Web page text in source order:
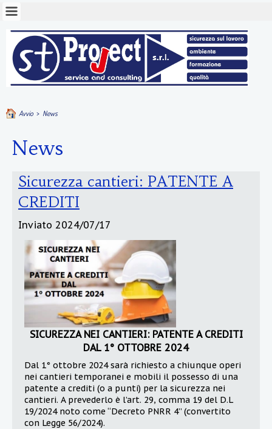
Avvio > News
News
Sicurezza cantieri: PATENTE A
CREDITI
Inviato 2024/07/17
SICUREZZA NEI CANTIERI: PATENTE A CREDITI
DAL 1° OTTOBRE 2024
Dal 1° ottobre 2024 sarà richiesto a chiunque operi
nei cantieri temporanei e mobili il possesso di una
patente a crediti (o a punti) per la sicurezza nei
cantieri. A prevederlo è l’art. 29, comma 19 del D.L
19/2024 noto come “Decreto PNRR 4” (convertito
con Legge 56/2024).